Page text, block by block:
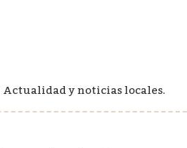
Actualidad y noticias locales.